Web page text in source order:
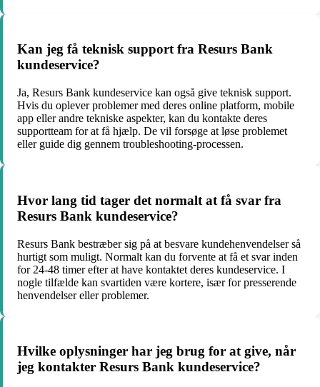
Kan jeg få teknisk support fra Resurs Bank
kundeservice?
Ja, Resurs Bank kundeservice kan også give teknisk support.
Hvis du oplever problemer med deres online platform, mobile
app eller andre tekniske aspekter, kan du kontakte deres
supportteam for at få hjælp. De vil forsøge at løse problemet
eller guide dig gennem troubleshooting-processen.
Hvor lang tid tager det normalt at få svar fra
Resurs Bank kundeservice?
Resurs Bank bestræber sig på at besvare kundehenvendelser så
hurtigt som muligt. Normalt kan du forvente at få et svar inden
for 24-48 timer efter at have kontaktet deres kundeservice. I
nogle tilfælde kan svartiden være kortere, især for presserende
henvendelser eller problemer.
Hvilke oplysninger har jeg brug for at give, når
jeg kontakter Resurs Bank kundeservice?